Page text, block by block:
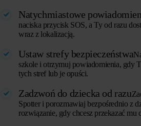
Natychmiastowe
naciska przycisk SOS, a Ty od razu
wraz z lokalizacją.
Ustaw strefy bezpieczeństwa
szkole i otrzymuj powiadomienia, gdy
tych stref lub je opuści.
Zadzwoń do dziecka od razu
Spotter i porozmawiaj bezpośrednio z
rozwiązanie, gdy chcesz przekazać mu